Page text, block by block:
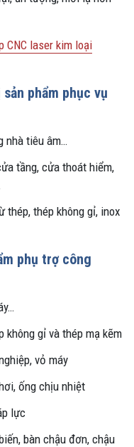
CNC laser kim loại
phẩm phục vụ
nhà tiêu âm…
tầng, cửa thoát hiểm,
thép, thép không gỉ, inox
phụ trợ công
không gỉ và thép mạ kẽm
vỏ máy
ống chịu nhiệt
lực
bàn chậu đơn, chậu